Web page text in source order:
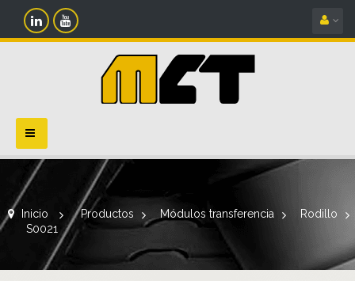
Navegación
Toggle
Inicio > Productos > Módulos transferencia >
Rodillo
S0021